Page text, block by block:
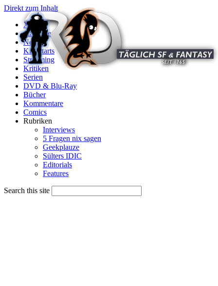
Direkt zum Inhalt
X
Startseite
News
Kinostarts
Streaming
Kritiken
Serien
DVD & Blu-Ray
Bücher
Kommentare
Comics
Rubriken
Interviews
5 Fragen nix sagen
Geekplauze
Sülters IDIC
Editorials
Features
Search this site